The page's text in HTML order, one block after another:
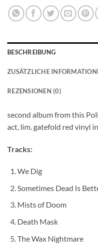
BESCHREIBUNG
ZUSÄTZLICHE
REZENSIONEN (0)
second album from this
act, lim. gatefold red vinyl
Tracks:
We Dig
Sometimes Dead Is
Mists of Doom
Death Mask
The Wax Nightmare